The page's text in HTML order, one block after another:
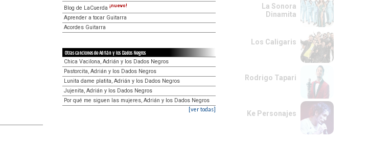
Blog de LaCuerda ¡nuevo!
Aprender a tocar Guitarra
Acordes Guitarra
Otras canciones de Adrián y los Dados Negros
Chica Vacilona, Adrián y los Dados Negros
Pastorcita, Adrián y los Dados Negros
Lunita dame platita, Adrián y los Dados Negros
Jujenita, Adrián y los Dados Negros
Por qué me siguen las mujeres, Adrián y los Dados Negros
[ver todas]
La Sonora
Dinamita
Los Caligaris
Rodrigo Tapari
Ke Personajes